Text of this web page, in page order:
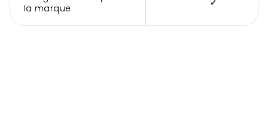
la marque
✓